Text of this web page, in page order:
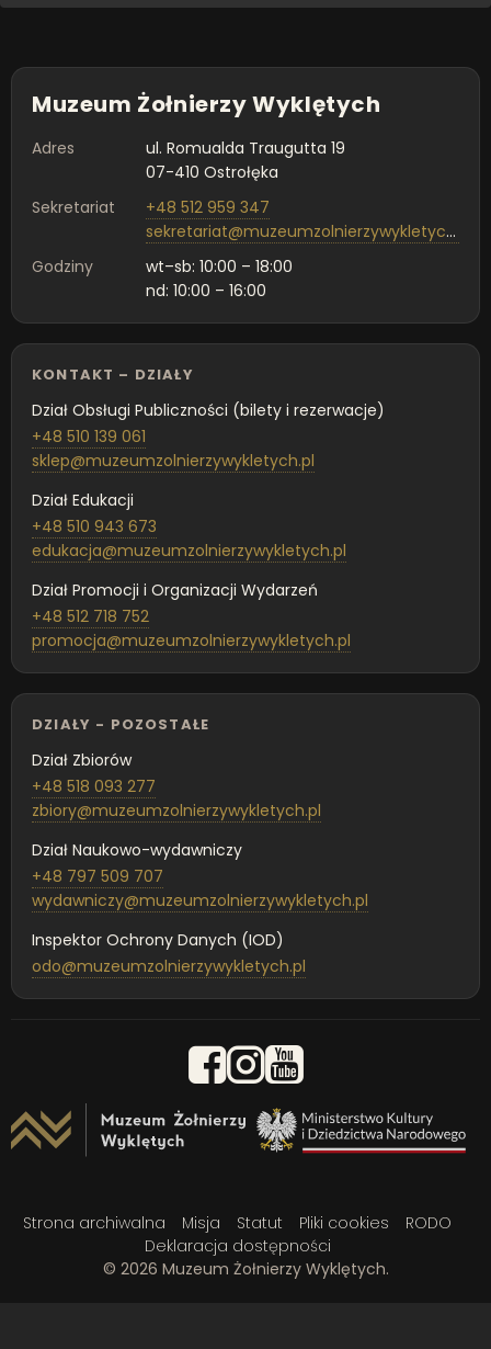
Muzeum Żołnierzy Wyklętych
Adres
ul. Romualda Traugutta 19
07-410 Ostrołęka
Sekretariat
+48 512 959 347
sekretariat@muzeumzolnierzywykletych.pl
Godziny
wt–sb: 10:00 – 18:00
nd: 10:00 – 16:00
KONTAKT – DZIAŁY
Dział Obsługi Publiczności (bilety i rezerwacje)
+48 510 139 061
sklep@muzeumzolnierzywykletych.pl
Dział Edukacji
+48 510 943 673
edukacja@muzeumzolnierzywykletych.pl
Dział Promocji i Organizacji Wydarzeń
+48 512 718 752
promocja@muzeumzolnierzywykletych.pl
DZIAŁY - POZOSTAŁE
Dział Zbiorów
+48 518 093 277
zbiory@muzeumzolnierzywykletych.pl
Dział Naukowo-wydawniczy
+48 797 509 707
wydawniczy@muzeumzolnierzywykletych.pl
Inspektor Ochrony Danych (IOD)
odo@muzeumzolnierzywykletych.pl
© 2026 Muzeum Żołnierzy Wyklętych.
Strona archiwalna Misja Statut Pliki cookies
RODO
Deklaracja dostępności